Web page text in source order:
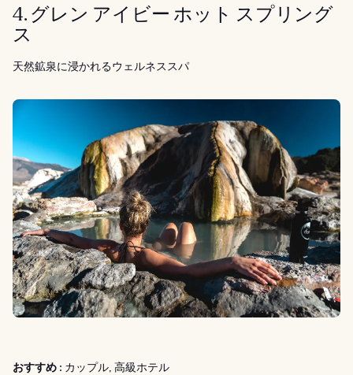
4. グレン アイビー ホット スプリング
ス
天然鉱泉に浸かれるウェルネススパ
おすすめ : カップル, 高級ホテル